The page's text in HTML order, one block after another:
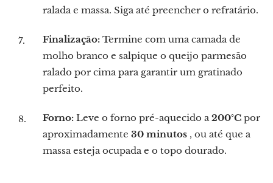
ralada e massa. Siga até preencher o refratário.
Finalização: Termine com uma camada de
molho branco e salpique o queijo parmesão
ralado por cima para garantir um gratinado
perfeito.
Forno: Leve o forno pré-aquecido a200°C por
aproximadamente 30 minutos , ou até que a
massa esteja ocupada e o topo dourado.